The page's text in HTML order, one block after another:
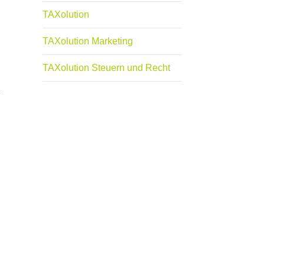
TAXolution
TAXolution Marketing
TAXolution Steuern und Recht